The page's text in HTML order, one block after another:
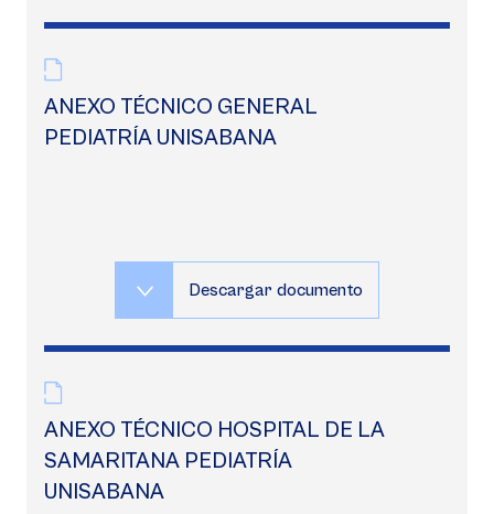
ANEXO TÉCNICO GENERAL
PEDIATRÍA UNISABANA
Descargar documento
ANEXO TÉCNICO HOSPITAL DE LA
SAMARITANA PEDIATRÍA
UNISABANA